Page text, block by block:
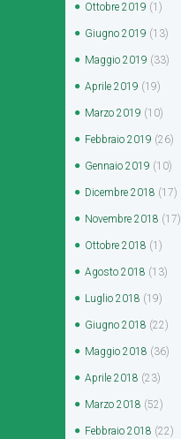
Ottobre 2019 (1)
Giugno 2019 (13)
Maggio 2019 (33)
Aprile 2019 (19)
Marzo 2019 (10)
Febbraio 2019 (26)
Gennaio 2019 (10)
Dicembre 2018 (17)
Novembre 2018 (17)
Ottobre 2018 (1)
Agosto 2018 (13)
Luglio 2018 (19)
Giugno 2018 (22)
Maggio 2018 (36)
Aprile 2018 (23)
Marzo 2018 (52)
Febbraio 2018 (22)